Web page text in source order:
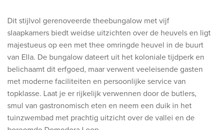
Fly & Drive - Kleuren van Yucatan
Ontdekking Sri Lanka
Bekijk alle rondreizen
Ontdek onze thema's
Huwelijksreis
Dit stijlvol gerenoveerde theebungalow met vijf
slaapkamers biedt weidse uitzichten over de heuvels en ligt
majestueus op een met thee omringde heuvel in de buurt
van Ella. De bungalow dateert uit het koloniale tijdperk en
belichaamt dit erfgoed, maar verwent veeleisende gasten
met moderne faciliteiten en persoonlijke service van
topklasse. Laat je er rijkelijk verwennen door de butlers,
smul van gastronomisch eten en neem een duik in het
tuinzwembad met prachtig uitzicht over de vallei en de